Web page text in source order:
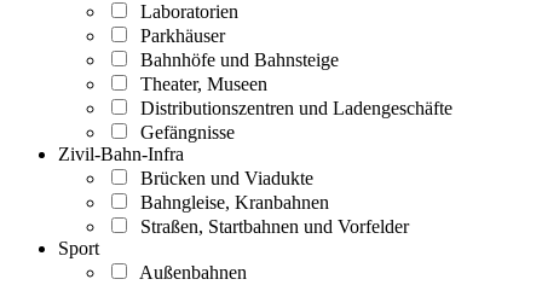
Laboratorien
Parkhäuser
Bahnhöfe und Bahnsteige
Theater, Museen
Distributionszentren und Ladengeschäfte
Gefängnisse
Zivil-Bahn-Infra
Brücken und Viadukte
Bahngleise, Kranbahnen
Straßen, Startbahnen und Vorfelder
Sport
Außenbahnen